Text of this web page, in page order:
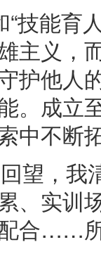
“技能育
主义，
护他人
。成立
中不断
望，我
、实训
合……